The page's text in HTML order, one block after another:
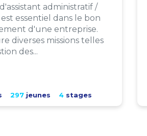
administratif /
essentiel dans le bon
d'une entreprise.
diverses missions telles
des...
297jeunes 4stages